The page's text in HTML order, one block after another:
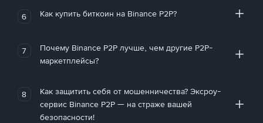
6 Как купить биткоин на Binance P2P?
7
Почему Binance P2P лучше, чем другие P2P-
маркетплейсы?
8
Как защитить себя от мошенничества? Эксроу-
сервис Binance P2P — на страже вашей
безопасности!